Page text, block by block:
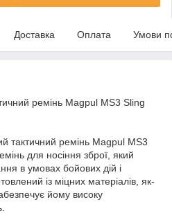
Доставка Оплата Умови
ремінь Magpul MS3 Sling
тактичний ремінь Magpul MS3
для носіння зброї, який
в умовах бойових дій і
із міцних матеріалів, як-
йому високу